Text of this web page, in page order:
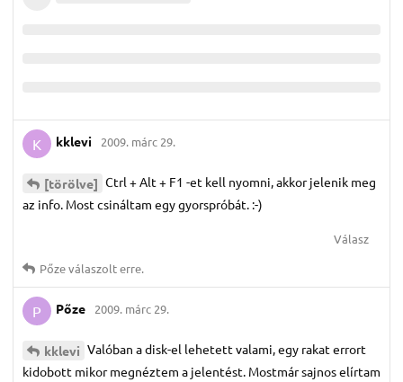
K kklevi 2009. márc 29.
[törölve] Ctrl + Alt + F1 -et kell nyomni, akkor jelenik meg
az info. Most csináltam egy gyorspróbát. :-)
Válasz
Pőzeválaszolt erre.
P Pőze 2009. márc 29.
kklevi Valóban a disk-el lehetett valami, egy rakat errort
kidobott mikor megnéztem a jelentést. Mostmár sajnos elírtam